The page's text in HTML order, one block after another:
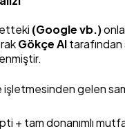
(Google vb.)
Gökçe AI
işletmesinden gelen
+ tam donanımlı